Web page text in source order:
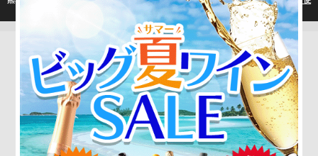
のHP
をご確認下さい。